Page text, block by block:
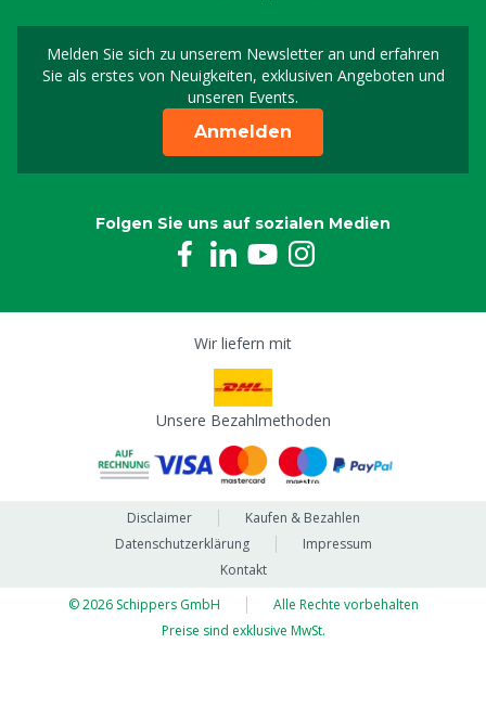
Melden Sie sich zu unserem Newsletter an und erfahren
Sie als erstes von Neuigkeiten, exklusiven Angeboten und
unseren Events.
Melden Sie sich für
Anmelden
Folgen Sie uns auf sozialen Medien
Wir liefern mit
Unsere Bezahlmethoden
Disclaimer
Kaufen & Bezahlen
Datenschutzerklärung
Impressum
Kontakt
© 2026 Schippers GmbH
Alle Rechte vorbehalten
Preise sind exklusive MwSt.